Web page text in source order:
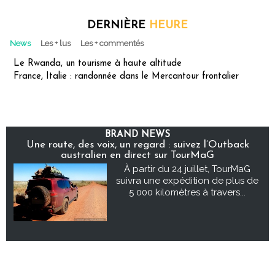
DERNIÈRE HEURE
News Les + lus Les + commentés
Le Rwanda, un tourisme à haute altitude
France, Italie : randonnée dans le Mercantour frontalier
BRAND NEWS
Une route, des voix, un regard : suivez l’Outback
australien en direct sur TourMaG
À partir du 24 juillet, TourMaG
suivra une expédition de plus de
5 000 kilomètres à travers...